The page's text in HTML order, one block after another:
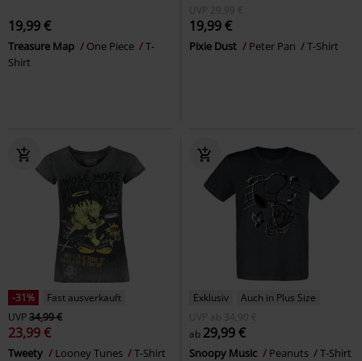
19,99 €
Treasure Map One Piece
T-
Shirt
UVP
29,99 €
19,99 €
Pixie Dust Peter Pan T-Shirt
-31%
Fast ausverkauft
UVP34,99 €
23,99 €
Tweety Looney Tunes T-Shirt
Exklusiv
Auch in Plus Size
UVP
ab
34,90 €
ab 29,99 €
Snoopy Music Peanuts T-Shirt